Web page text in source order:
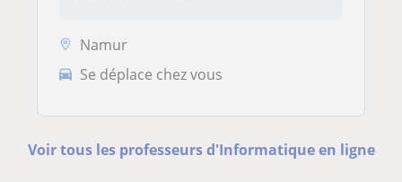
Namur
Se déplace chez vous
Voir tous les professeurs d'Informatique en ligne